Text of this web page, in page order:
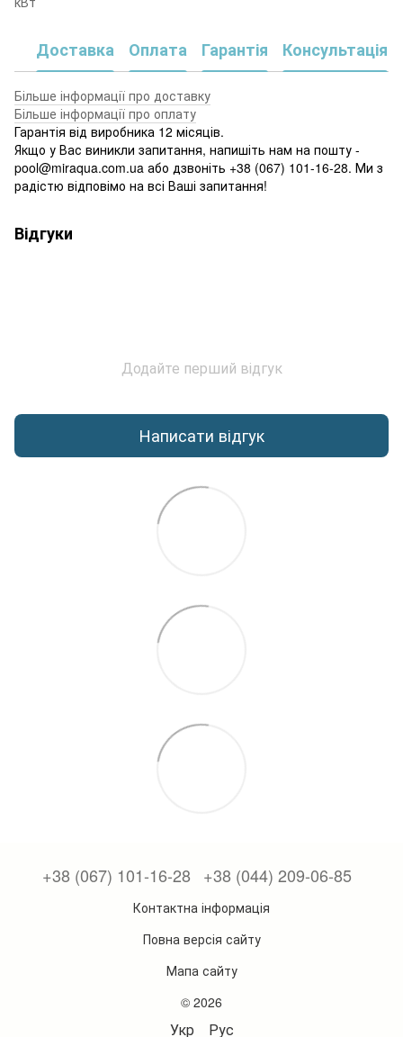
Доставка Оплата Гарантія Консультація
Більше інформації про доставку
Більше інформації про оплату
Гарантія від виробника 12 місяців.
Якщо у Вас виникли запитання, напишіть нам на пошту -
pool@miraqua.com.ua або дзвоніть +38 (067) 101-16-28. Ми з
радістю відповімо на всі Ваші запитання!
Відгуки
Додайте перший відгук
Написати відгук
+38 (067) 101-16-28 +38 (044) 209-06-85
Контактна інформація
Повна версія сайту
Мапа сайту
© 2026
Укр Рус